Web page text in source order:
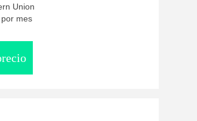
Union
mes